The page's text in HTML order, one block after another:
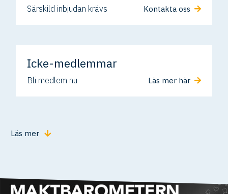
Särskild inbjudan krävs Kontakta oss
Icke-medlemmar
Bli medlem nu Läs mer här
Läs mer